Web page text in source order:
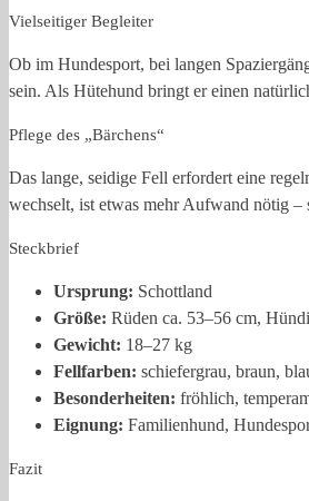
Vielseitiger Begleiter
Ob im Hundesport, bei langen
sein. Als Hütehund bringt er einen
Pflege des „Bärchens“
Das lange, seidige Fell erfordert eine
wechselt, ist etwas mehr Aufwand nötig
Steckbrief
Ursprung: Schottland
Größe: Rüden ca. 53–56 cm,
Gewicht: 18–27 kg
Fellfarben: schiefergrau, braun,
Besonderheiten: fröhlich,
Eignung: Familienhund,
Fazit